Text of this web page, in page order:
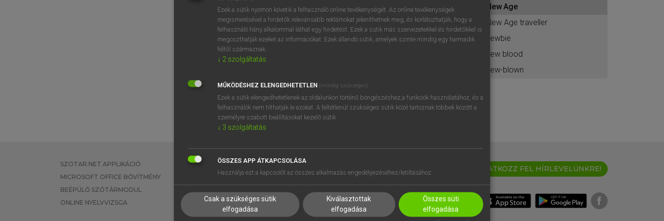
BELÉPÉS
próbaverziójának elindításához
regisztrálok ésbelépek.
REGISZTRÁCIÓ
New Age
New Age traveller
newbie
new blood
new-blown
SZOTAR.NET APPLIKÁCIÓ
MICROSOFT OFFICE BŐVÍTMÉNY
BEÉPÜLŐ SZÓTÁRMODUL
ONLINE NYELVVIZSGA
EGYÉNI FELHASZNÁLÓKNAK
TANULÓKNAK
VÁLLALATI MEGOLDÁSOK
SÚGÓ
RÓLUNK
SÜTI BEÁLLÍTÁSOK
IRATKOZZ FEL HÍRLEVELÜNKRE!
Ezek a sütik nyomon követik a felhasználó online tevékenységét. Az online tevékenységek
megismerésével a hirdetők relevánsabb reklámokat jeleníthetnek meg, és korlátozhatják, hogy a
felhasználó hány alkalommal láthat egy hirdetést. Ezek a sütik más szervezetekkel és hirdetőkkel is
megoszthatják ezeket az információkat. Ezek állandó sütik, amelyek szinte mindig egy harmadik
féltől származnak.
↓ 2 szolgáltatás
MŰKÖDÉSHEZ ELENGEDHETETLEN (mindig szükséges)
Ezek a sütik elengedhetetlenek az oldalunkon történő böngészéshez,a funkciók használatához, és a
felhasználók nem tilthatják le azokat. A feltétlenül szükséges sütik közé tartoznak többek között a
személyre szabott beállításokat kezelő sütik.
↓ 3 szolgáltatás
ÖSSZES APP ÁTKAPCSOLÁSA
Használja ezt a kapcsolót az összes alkalmazás engedélyezéséhez/letiltásához.
Csak a szükséges sütik
elfogadása
Kiválasztottak
elfogadása
Összes süti
elfogadása